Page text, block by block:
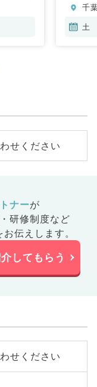
千
土
せください
ナーが
研修制度など
伝えします。
してもらう
せください